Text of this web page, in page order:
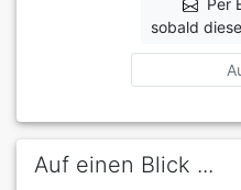
Per
sobald
Auf einen Blick ...